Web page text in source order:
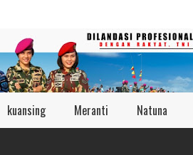
kuansing Meranti Natuna